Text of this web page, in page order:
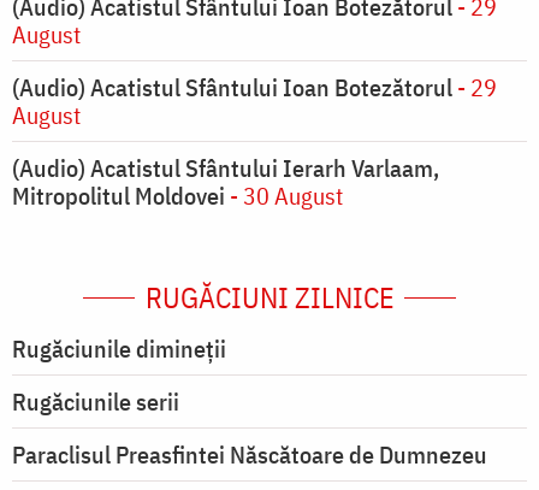
(Audio) Acatistul Sfântului Ioan Botezătorul- 29
August
(Audio) Acatistul Sfântului Ioan Botezătorul- 29
August
(Audio) Acatistul Sfântului Ierarh Varlaam,
Mitropolitul Moldovei - 30 August
RUGĂCIUNI ZILNICE
Rugăciunile dimineții
Rugăciunile serii
Paraclisul Preasfintei Născătoare de Dumnezeu